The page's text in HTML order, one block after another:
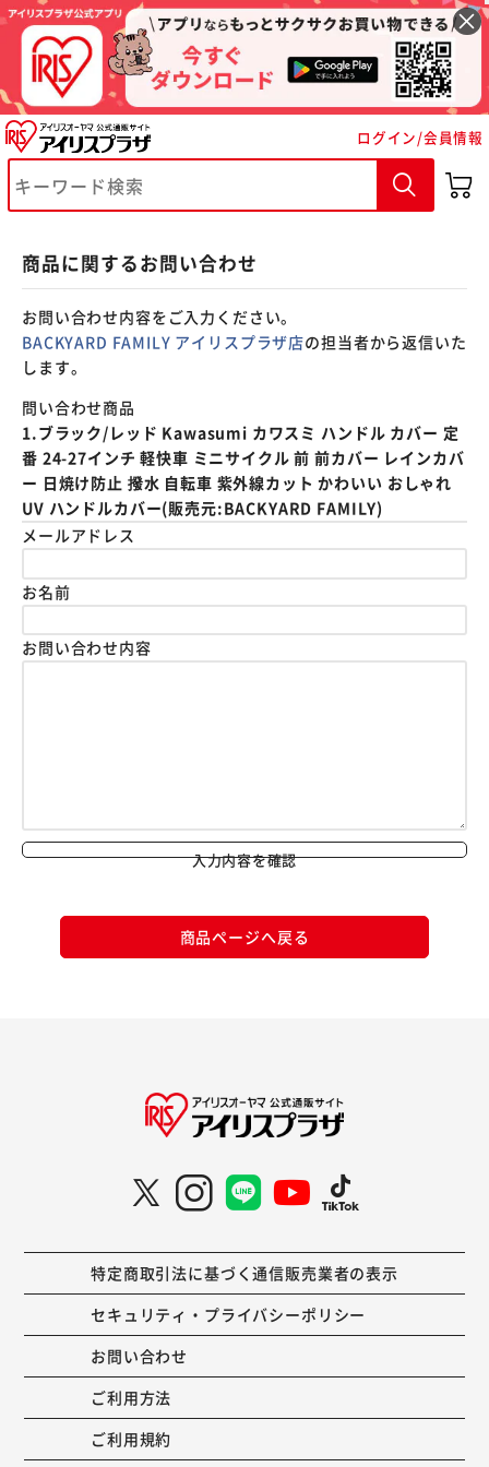
ログイン/会員情報
商品に関するお問い合わせ
お問い合わせ内容をご入力ください。
BACKYARD FAMILY アイリスプラザ店の担当者から返信いた
します。
問い合わせ商品
1.ブラック/レッド Kawasumi カワスミ ハンドル カバー 定
番 24-27インチ 軽快車 ミニサイクル 前 前カバー レインカバ
ー 日焼け防止 撥水 自転車 紫外線カット かわいい おしゃれ
UV ハンドルカバー(販売元:BACKYARD FAMILY)
メールアドレス
お名前
お問い合わせ内容
入力内容を確認
商品ページへ戻る
特定商取引法に基づく通信販売業者の表示
セキュリティ・プライバシーポリシー
お問い合わせ
ご利用方法
ご利用規約
※ご確認ください
カートに入れる